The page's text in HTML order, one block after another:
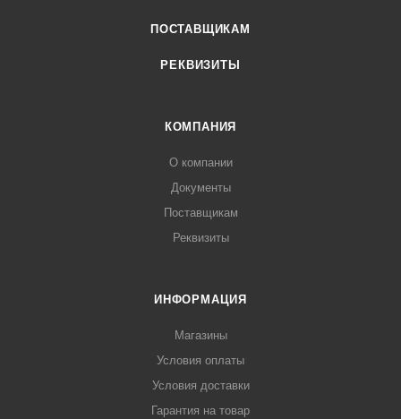
ПОСТАВЩИКАМ
РЕКВИЗИТЫ
КОМПАНИЯ
О компании
Документы
Поставщикам
Реквизиты
ИНФОРМАЦИЯ
Магазины
Условия оплаты
Условия доставки
Гарантия на товар